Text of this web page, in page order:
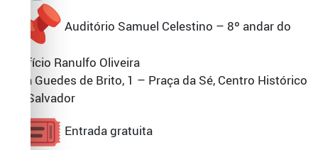
Auditório Samuel Celestino – 8º andar do
Edifício Ranulfo Oliveira
Rua Guedes de Brito, 1 – Praça da Sé, Centro Histórico
de Salvador
Entrada gratuita